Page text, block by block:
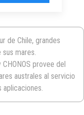
de Chile, grandes
mares.
provee del
australes al servicio
aplicaciones.